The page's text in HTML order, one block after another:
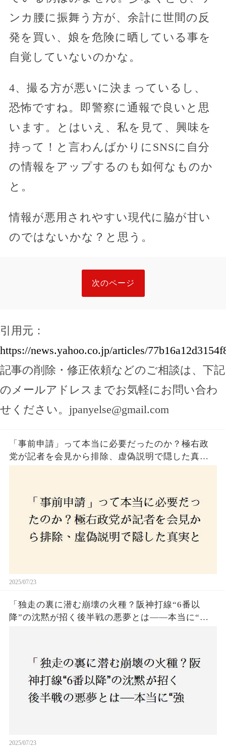
ンカ腰に振舞う方が、余計に世間の反
発を買い、娘を危険に晒している事を
自覚していないのかな。
4、撮る方が悪いに決まっているし、
恐怖ですね。即警察に通報で良いと思
います。とはいえ、私を見て、興味を
持って！と言わんばかりにSNSに自分
の情報をアップするのも如何なものか
と。
情報が悪用されやすい現代に脇が甘い
のではないかな？と思う。
次のページ
引用元：
https://news.yahoo.co.jp/articles/
記事の削除・修正依頼などのご相談は、下記
のメールアドレスまでお気軽にお問い合わ
せください。 jpanyelse@gmail.com
「事前申請」って本当に必要だったのか？極右政
党が記者を会見から排除、虚偽説明で隠した真実
2025/07/23
「独走の裏に潜む崩壊の火種？阪神打線“6番以
降”の沈黙が招く後半戦の悪夢とは——本当に“強
2025/07/23